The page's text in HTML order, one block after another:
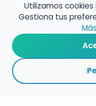
RESUMEN PLAZOS
Utilizamos
Gestiona tus